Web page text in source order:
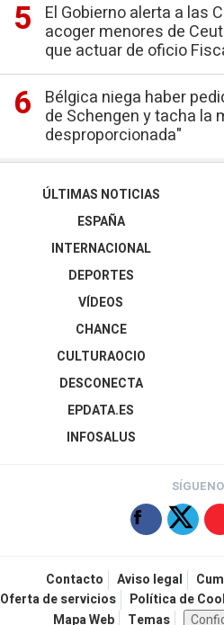
El Gobierno alerta a las
acoger menores de
que actuar de oficio
Bélgica niega haber
de Schengen y tacha la
desproporcionada"
ÚLTIMAS NOTICIAS
ESPAÑA
INTERNACIONAL
DEPORTES
VÍDEOS
CHANCE
CULTURAOCIO
DESCONECTA
EPDATA.ES
INFOSALUS
Contacto Aviso legal
Oferta de servicios
Política de
Mapa Web
Temas